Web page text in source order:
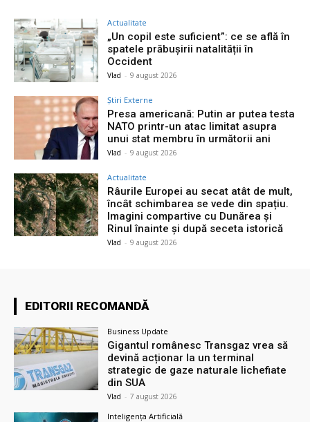
Actualitate
„Un copil este suficient”: ce se află în
spatele prăbușirii natalității în
Occident
Vlad - 9 august 2026
Știri Externe
Presa americană: Putin ar putea testa
NATO printr-un atac limitat asupra
unui stat membru în următorii ani
Vlad - 9 august 2026
Actualitate
Râurile Europei au secat atât de mult,
încât schimbarea se vede din spațiu.
Imagini compartive cu Dunărea și
Rinul înainte și după seceta istorică
Vlad - 9 august 2026
EDITORII RECOMANDĂ
Business Update
Gigantul românesc Transgaz vrea să
devină acționar la un terminal
strategic de gaze naturale lichefiate
din SUA
Vlad - 7 august 2026
Inteligența Artificială